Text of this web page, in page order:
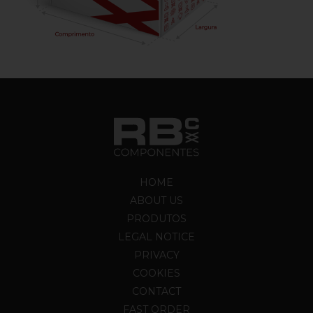
HOME
ABOUT US
PRODUTOS
LEGAL NOTICE
PRIVACY
COOKIES
CONTACT
FAST ORDER